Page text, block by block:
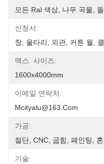
모든 Ral 색상, 나무 곡물,
신청서:
창, 울타리, 외관, 커튼 월,
맥스. 사이즈:
1600x4000mm
이메일 연락처:
Mcityalu@163.com
가공:
절단, CNC, 굽힘, 페인팅,
기술: